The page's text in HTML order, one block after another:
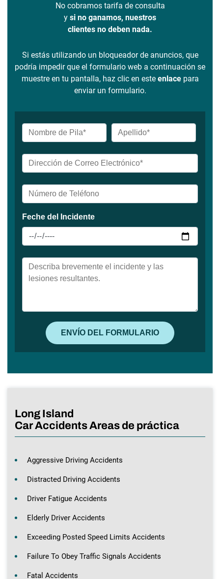
No cobramos tarifa de consulta
y si no ganamos, nuestros
clientes no deben nada.
Si estás utilizando un bloqueador de anuncios, que
podría impedir que el formulario web a continuación se
muestre en tu pantalla, haz clic en este enlacepara
enviar un formulario.
Long Island
Car Accidents Areas de práctica
Aggressive Driving Accidents
Distracted Driving Accidents
Driver Fatigue Accidents
Elderly Driver Accidents
Exceeding Posted Speed Limits Accidents
Failure To Obey Traffic Signals Accidents
Fatal Accidents